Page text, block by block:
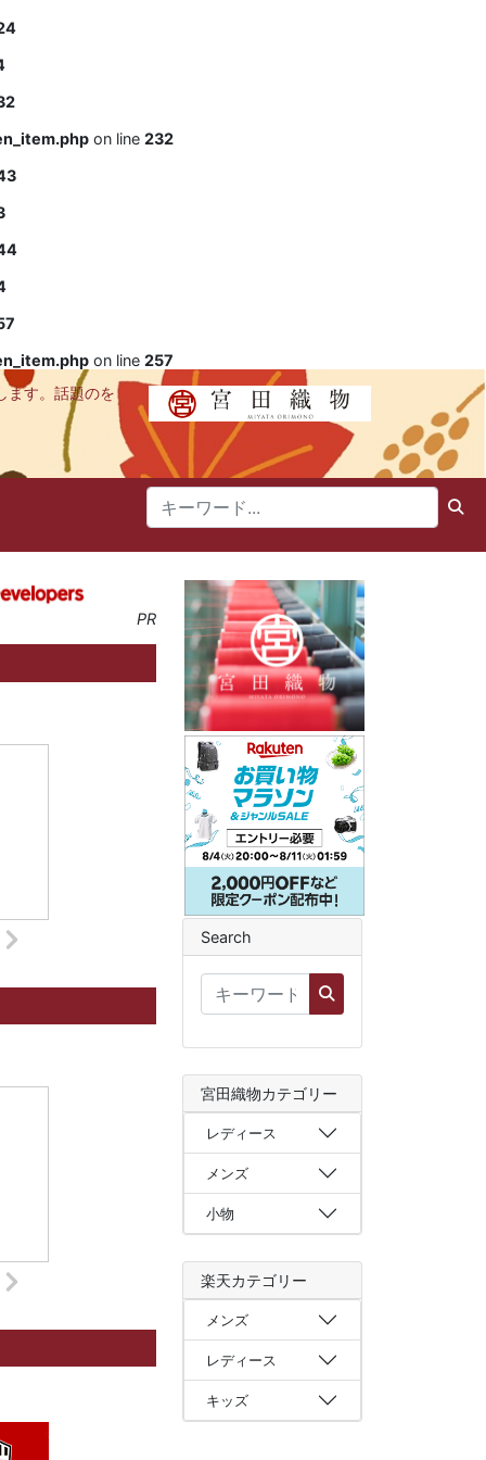
on line 232
on line 257
ます。話題のを
PR
Search
宮田織物カテゴリー
レディース
メンズ
小物
楽天カテゴリー
メンズ
レディース
キッズ